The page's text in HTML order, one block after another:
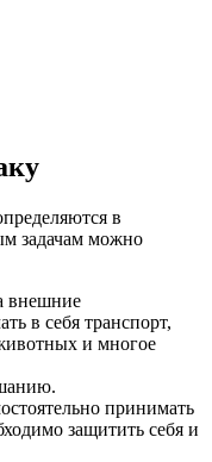
в
задачам можно
внешние
в себя транспорт,
и многое
принимать
защитить себя и